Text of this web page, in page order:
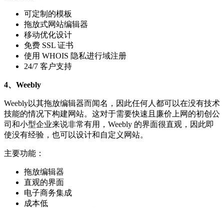
可定制的模板
拖放式网站编辑器
移动优化设计
免费 SSL 证书
使用 WHOIS 隐私进行域注册
24/7 客户支持
4、Weebly
Weebly以其拖放编辑器而闻名，因此任何人都可以在没有技术
技能的情况下构建网站。这对于需要快速且廉价上网的初创公
司和小型企业来说非常有用，Weebly 的界面很直观，因此即
使没有经验，也可以设计和自定义网站。
主要功能：
拖放编辑器
直观的界面
电子商务集成
成本低